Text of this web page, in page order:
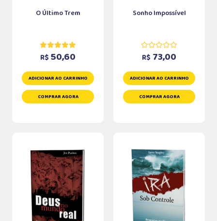
O Último Trem
R$ 50,60
ADICIONAR AO CARRINHO
COMPRAR AGORA
Sonho Impossível
R$ 73,00
ADICIONAR AO CARRINHO
COMPRAR AGORA